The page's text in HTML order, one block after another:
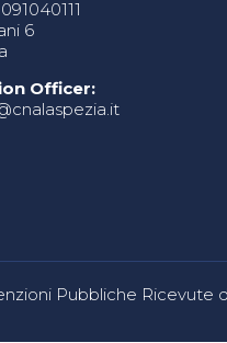
6
Officer:
Pubbliche Ricevute